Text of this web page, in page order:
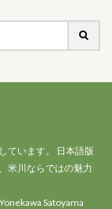
ています。 日本語版
米川ならではの魅力
Satoyama